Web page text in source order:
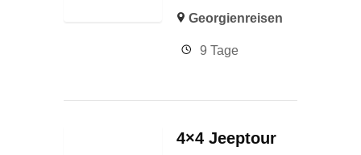
Georgienreisen
9 Tage
4×4 Jeeptour